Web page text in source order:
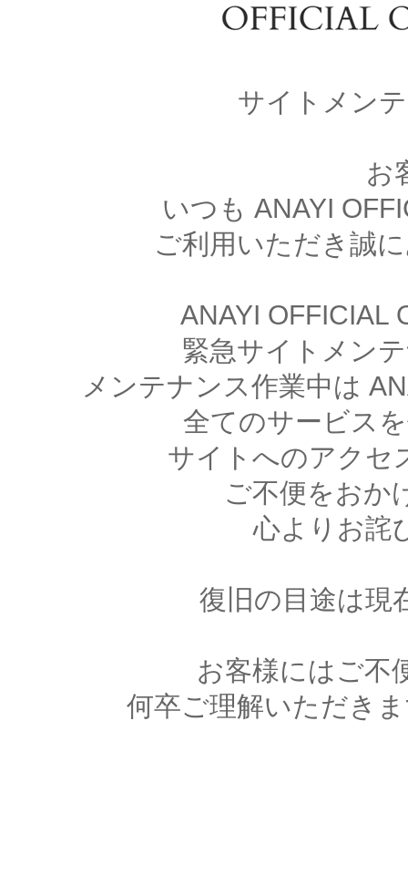
サイトメン
お
いつも ANAYI
ご利用いただき誠
ANAYI OFFICIAL
緊急サイトメン
メンテナンス作業中は
全てのサービス
サイトへのアクセ
ご不便をおか
心よりお詫
復旧の目途は現
お客様にはご不
何卒ご理解いただき